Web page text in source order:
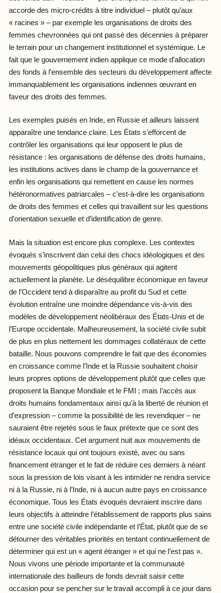
accorde des micro-crédits à titre individuel – plutôt qu’aux
« racines » – par exemple les organisations de droits des
femmes chevronnées qui ont passé des décennies à préparer
le terrain pour un changement institutionnel et systémique. Le
fait que le gouvernement indien applique ce mode d’allocation
des fonds à l’ensemble des secteurs du développement affecte
immanquablement les organisations indiennes œuvrant en
faveur des droits des femmes.
Les exemples puisés en Inde, en Russie et ailleurs laissent
apparaître une tendance claire. Les États s’efforcent de
contrôler les organisations qui leur opposent le plus de
résistance : les organisations de défense des droits humains,
les institutions actives dans le champ de la gouvernance et
enfin les organisations qui remettent en cause les normes
hétéronormatives patriarcales – c’est-à-dire les organisations
de droits des femmes et celles qui travaillent sur les questions
d’orientation sexuelle et d’identification de genre.
Mais la situation est encore plus complexe. Les contextes
évoqués s’inscrivent dan celui des chocs idéologiques et des
mouvements géopolitiques plus généraux qui agitent
actuellement la planète. Le déséquilibre économique en faveur
de l’Occident tend à disparaître au profit du Sud et cette
évolution entraîne une moindre dépendance vis-à-vis des
modèles de développement néolibéraux des États-Unis et de
l’Europe occidentale. Malheureusement, la société civile subit
de plus en plus nettement les dommages collatéraux de cette
bataille. Nous pouvons comprendre le fait que des économies
en croissance comme l’Inde et la Russie souhaitent choisir
leurs propres options de développement plutôt que celles que
proposent la Banque Mondiale et le FMI ; mais l’accès aux
droits humains fondamentaux ainsi qu’à la liberté de réunion et
d’expression – comme la possibilité de les revendiquer – ne
sauraient être rejetés sous le faux prétexte que ce sont des
idéaux occidentaux. Cet argument nuit aux mouvements de
résistance locaux qui ont toujours existé, avec ou sans
financement étranger et le fait de réduire ces derniers à néant
sous la pression de lois visant à les intimider ne rendra service
ni à la Russie, ni à l’Inde, ni à aucun autre pays en croissance
économique. Tous les États évoqués devraient inscrire dans
leurs objectifs à atteindre l’établissement de rapports plus sains
entre une société civile indépendante et l’État, plutôt que de se
détourner des véritables priorités en tentant continuellement de
déterminer qui est un « agent étranger » et qui ne l’est pas ».
Nous vivons une période importante et la communauté
internationale des bailleurs de fonds devrait saisir cette
occasion pour se pencher sur le travail accompli à ce jour dans